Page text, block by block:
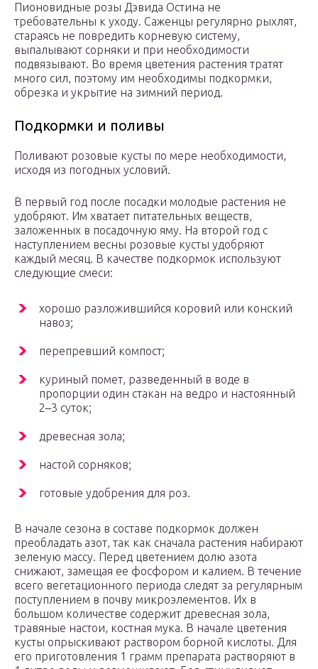
Пионовидные розы Дэвида Остина не
требовательны к уходу. Саженцы регулярно рыхлят,
стараясь не повредить корневую систему,
выпалывают сорняки и при необходимости
подвязывают. Во время цветения растения тратят
много сил, поэтому им необходимы подкормки,
обрезка и укрытие на зимний период.
Подкормки и поливы
Поливают розовые кусты по мере необходимости,
исходя из погодных условий.
В первый год после посадки молодые растения не
удобряют. Им хватает питательных веществ,
заложенных в посадочную яму. На второй год с
наступлением весны розовые кусты удобряют
каждый месяц. В качестве подкормок используют
следующие смеси:
хорошо разложившийся коровий или конский
навоз;
перепревший компост;
куриный помет, разведенный в воде в
пропорции один стакан на ведро и настоянный
2–3 суток;
древесная зола;
настой сорняков;
готовые удобрения для роз.
В начале сезона в составе подкормок должен
преобладать азот, так как сначала растения набирают
зеленую массу. Перед цветением долю азота
снижают, замещая ее фосфором и калием. В течение
всего вегетационного периода следят за регулярным
поступлением в почву микроэлементов. Их в
большом количестве содержит древесная зола,
травяные настои, костная мука. В начале цветения
кусты опрыскивают раствором борной кислоты. Для
его приготовления 1 грамм препарата растворяют в